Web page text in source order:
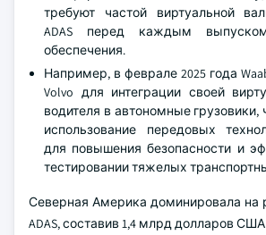
требуют частой виртуальной
ADAS перед каждым
обеспечения.
Например, в феврале 2025 года
Volvo для интеграции своей
водителя в автономные грузовики,
использование передовых
для повышения безопасности и
тестировании тяжелых
Северная Америка доминировала на
ADAS, составив 1,4 млрд долларов США